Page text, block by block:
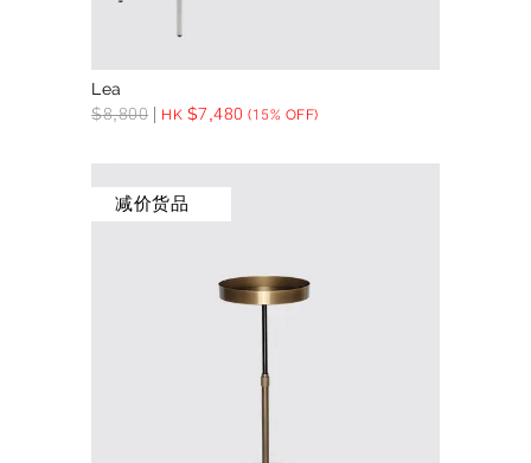
Lea
$8,800 HK $7,480 (15% OFF)
减价货品